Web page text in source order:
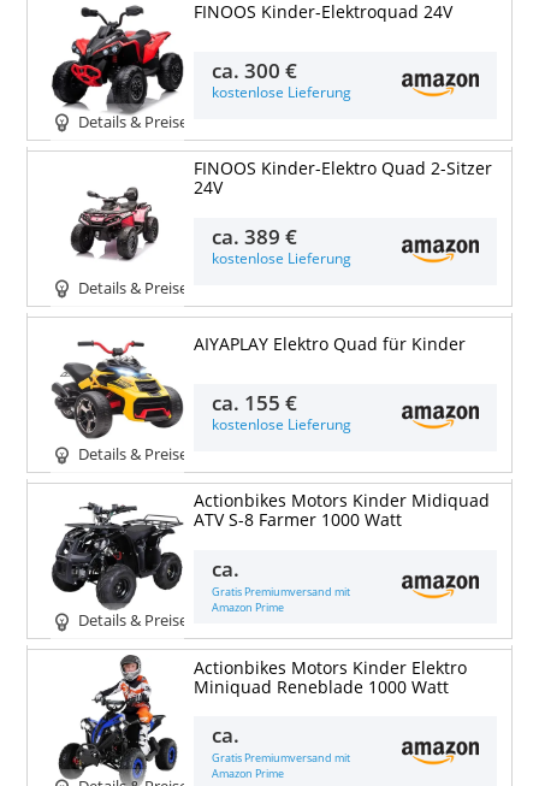
Details & Preise
FINOOS Kinder-Elektroquad 24V
ca.300 €
kostenlose Lieferung
Details & Preise
FINOOS Kinder-Elektro Quad 2-Sitzer
24V
ca.389 €
kostenlose Lieferung
Details & Preise
AIYAPLAY Elektro Quad für Kinder
ca. 155 €
kostenlose Lieferung
Details & Preise
Actionbikes Motors Kinder Midiquad
ATV S-8 Farmer 1000 Watt
ca.
Gratis Premiumversand mit
Amazon Prime
Actionbikes Motors Kinder Elektro
Miniquad Reneblade 1000 Watt
ca.
Gratis Premiumversand mit
Amazon Prime